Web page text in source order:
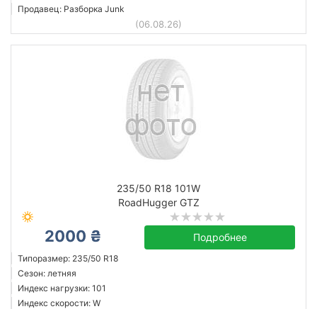
Продавец: Разборка Junk
(06.08.26)
235/50 R18 101W
RoadHugger GTZ
2000 ₴ Подробнее
Типоразмер: 235/50 R18
Сезон: летняя
Индекс нагрузки: 101
Индекс скорости: W